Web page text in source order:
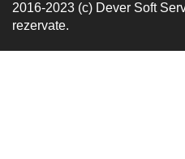
2016-2023 (c) Dever Soft
rezervate.